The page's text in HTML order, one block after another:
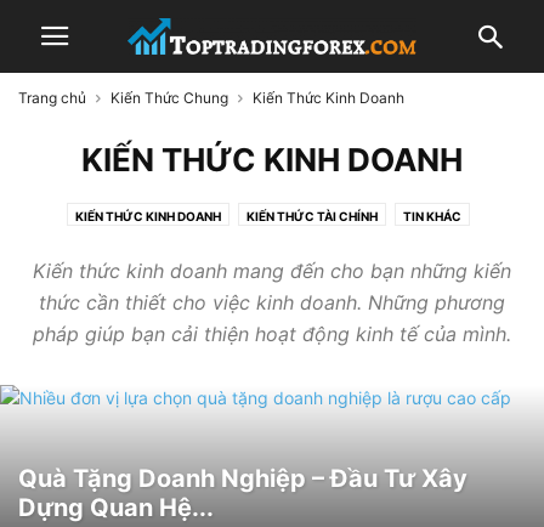
Trang chủ Kiến Thức Chung Kiến Thức Kinh Doanh
KIẾN THỨC KINH DOANH
KIẾN THỨC KINH DOANH KIẾN THỨC TÀI CHÍNH TIN KHÁC
Kiến thức kinh doanh mang đến cho bạn những kiến
thức cần thiết cho việc kinh doanh. Những phương
pháp giúp bạn cải thiện hoạt động kinh tế của mình.
Quà Tặng Doanh Nghiệp – Đầu Tư Xây
Dựng Quan Hệ...